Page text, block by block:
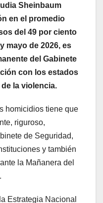
Sheinbaum
en el promedio
del 49 por ciento
mayo de 2026, es
del Gabinete
con los estados
la violencia.
homicidios tiene que
riguroso,
de Seguridad,
y también
la Mañanera del
Estrategia Nacional